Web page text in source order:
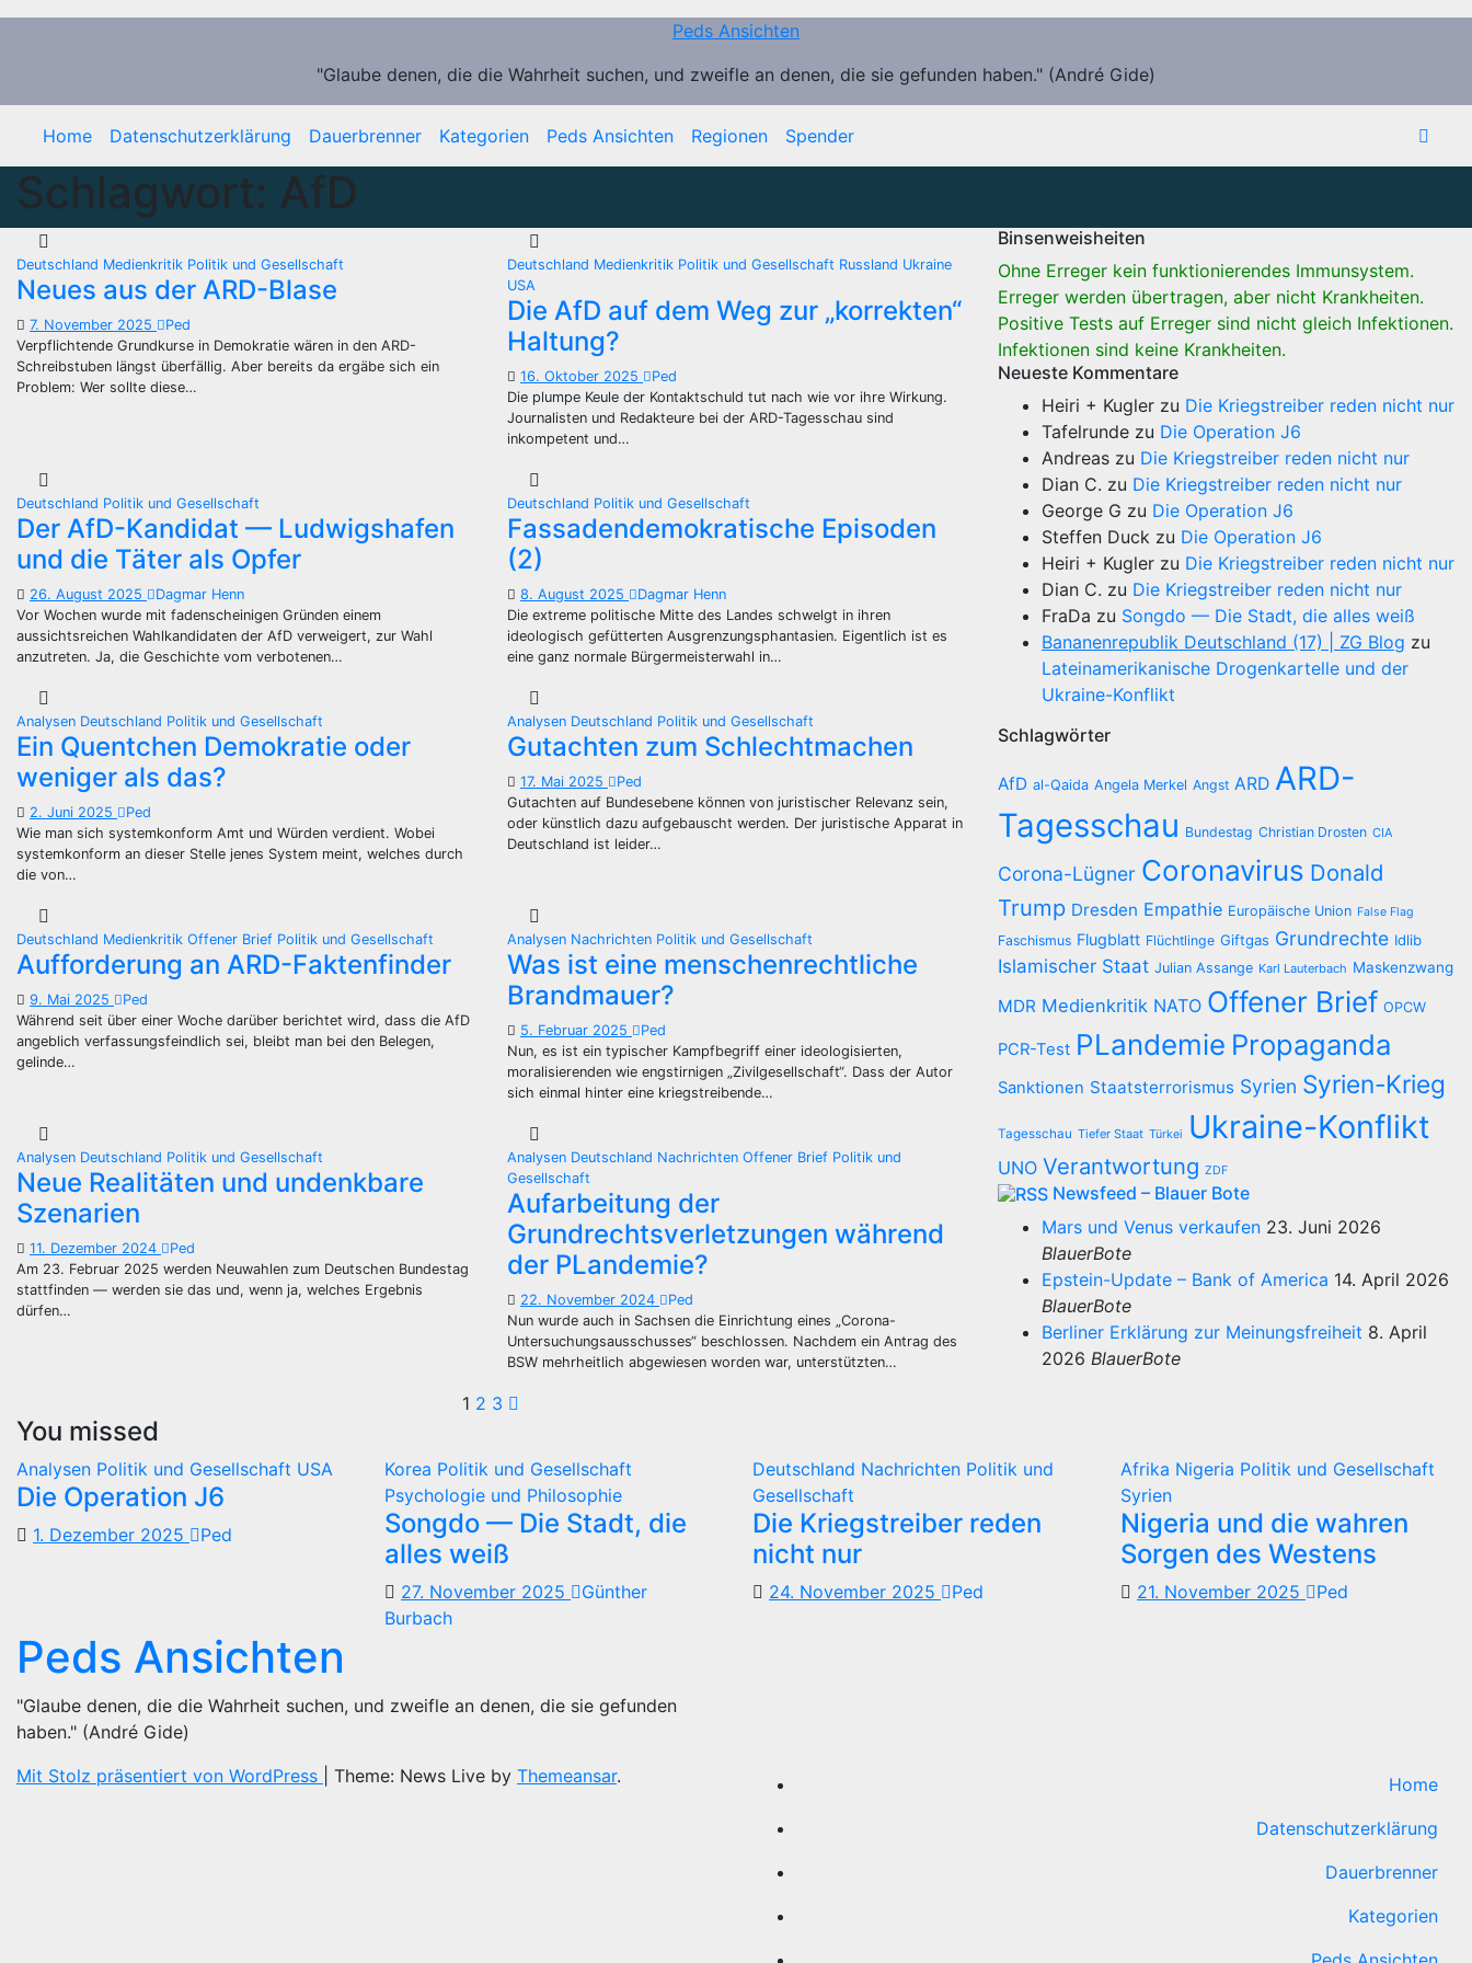
Zum
Peds Ansichten
"Glaube denen, die die Wahrheit suchen, und zweifle an denen, die sie gefunden haben." (André Gide)
Home Datenschutzerklärung Dauerbrenner Kategorien Peds Ansichten Regionen Spender
Schlagwort: AfD
Deutschland Medienkritik Politik und Gesellschaft
Neues aus der ARD-Blase
7. November 2025
Ped
Verpflichtende Grundkurse in Demokratie wären in den ARD-
Schreibstuben längst überfällig. Aber bereits da ergäbe sich ein
Problem: Wer sollte diese…
Deutschland Medienkritik Politik und Gesellschaft Russland Ukraine
USA
Die AfD auf dem Weg zur „korrekten“
Haltung?
16. Oktober 2025
Ped
Die plumpe Keule der Kontaktschuld tut nach wie vor ihre Wirkung.
Journalisten und Redakteure bei der ARD-Tagesschau sind
inkompetent und…
Deutschland Politik und Gesellschaft
Der AfD-Kandidat — Ludwigshafen
und die Täter als Opfer
26. August 2025
Dagmar Henn
Vor Wochen wurde mit fadenscheinigen Gründen einem
aussichtsreichen Wahlkandidaten der AfD verweigert, zur Wahl
anzutreten. Ja, die Geschichte vom verbotenen…
Deutschland Politik und Gesellschaft
Fassadendemokratische Episoden
(2)
8. August 2025
Dagmar Henn
Die extreme politische Mitte des Landes schwelgt in ihren
ideologisch gefütterten Ausgrenzungsphantasien. Eigentlich ist es
eine ganz normale Bürgermeisterwahl in…
Analysen Deutschland Politik und Gesellschaft
Ein Quentchen Demokratie oder
weniger als das?
2. Juni 2025
Ped
Wie man sich systemkonform Amt und Würden verdient. Wobei
systemkonform an dieser Stelle jenes System meint, welches durch
die von…
Analysen Deutschland Politik und Gesellschaft
Gutachten zum Schlechtmachen
17. Mai 2025
Ped
Gutachten auf Bundesebene können von juristischer Relevanz sein,
oder künstlich dazu aufgebauscht werden. Der juristische Apparat in
Deutschland ist leider…
Deutschland Medienkritik Offener Brief Politik und Gesellschaft
Aufforderung an ARD-Faktenfinder
9. Mai 2025
Ped
Während seit über einer Woche darüber berichtet wird, dass die AfD
angeblich verfassungsfeindlich sei, bleibt man bei den Belegen,
gelinde…
Analysen Nachrichten Politik und Gesellschaft
Was ist eine menschenrechtliche
Brandmauer?
5. Februar 2025
Ped
Nun, es ist ein typischer Kampfbegriff einer ideologisierten,
moralisierenden wie engstirnigen „Zivilgesellschaft“. Dass der Autor
sich einmal hinter eine kriegstreibende…
Analysen Deutschland Politik und Gesellschaft
Neue Realitäten und undenkbare
Szenarien
11. Dezember 2024
Ped
Am 23. Februar 2025 werden Neuwahlen zum Deutschen Bundestag
stattfinden — werden sie das und, wenn ja, welches Ergebnis
dürfen…
Analysen Deutschland Nachrichten Offener Brief Politik und
Gesellschaft
Aufarbeitung der
Grundrechtsverletzungen während
der PLandemie?
22. November 2024
Ped
Nun wurde auch in Sachsen die Einrichtung eines „Corona-
Untersuchungsausschusses“ beschlossen. Nachdem ein Antrag des
BSW mehrheitlich abgewiesen worden war, unterstützten…
Seitennummerierung
der
Beiträge
1 2 3
Binsenweisheiten
Ohne Erreger kein funktionierendes Immunsystem.
Erreger werden übertragen, aber nicht Krankheiten.
Positive Tests auf Erreger sind nicht gleich Infektionen.
Infektionen sind keine Krankheiten.
Neueste Kommentare
Heiri + Kugler zu Die Kriegstreiber reden nicht nur
Tafelrunde zu Die Operation J6
Andreas zu Die Kriegstreiber reden nicht nur
Dian C. zu Die Kriegstreiber reden nicht nur
George G zu Die Operation J6
Steffen Duck zu Die Operation J6
Heiri + Kugler zu Die Kriegstreiber reden nicht nur
Dian C. zu Die Kriegstreiber reden nicht nur
FraDa zu Songdo — Die Stadt, die alles weiß
Bananenrepublik Deutschland (17) | ZG Blog zu
Lateinamerikanische Drogenkartelle und der
Ukraine-Konflikt
Schlagwörter
AfD al-Qaida Angela Merkel Angst ARD ARD-
Tagesschau Bundestag Christian Drosten CIA
Corona-Lügner Coronavirus Donald
Trump Dresden Empathie Europäische Union False Flag
Faschismus Flugblatt Flüchtlinge Giftgas Grundrechte Idlib
Islamischer Staat Julian Assange Karl Lauterbach Maskenzwang
MDR Medienkritik NATO Offener Brief OPCW
PCR-Test PLandemie Propaganda
Sanktionen Staatsterrorismus Syrien Syrien-Krieg
Tagesschau Tiefer Staat Türkei Ukraine-Konflikt
UNO Verantwortung ZDF
Newsfeed – Blauer Bote
Mars und Venus verkaufen 23. Juni 2026
BlauerBote
Epstein-Update – Bank of America 14. April 2026
BlauerBote
Berliner Erklärung zur Meinungsfreiheit 8. April
2026 BlauerBote
You missed
Analysen Politik und Gesellschaft USA
Die Operation J6
1. Dezember 2025 Ped
Korea Politik und Gesellschaft
Psychologie und Philosophie
Songdo — Die Stadt, die
alles weiß
27. November 2025
Günther
Burbach
Deutschland Nachrichten Politik und
Gesellschaft
Die Kriegstreiber reden
nicht nur
24. November 2025 Ped
Afrika Nigeria Politik und Gesellschaft
Syrien
Nigeria und die wahren
Sorgen des Westens
21. November 2025 Ped
Peds Ansichten
"Glaube denen, die die Wahrheit suchen, und zweifle an denen, die sie gefunden
haben." (André Gide)
Mit Stolz präsentiert von WordPress
Theme: News Live by Themeansar.
Home
Datenschutzerklärung
Dauerbrenner
Kategorien